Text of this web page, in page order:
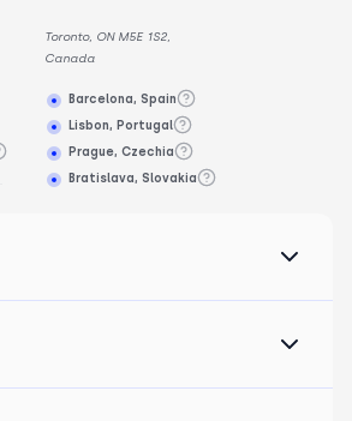
Toronto, ON M5E 1S2,
Canada
Barcelona, Spain
Lisbon, Portugal
Prague, Czechia
Bratislava, Slovakia